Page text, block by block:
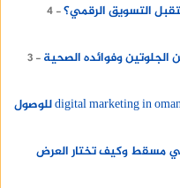
التسويق الرقمي؟ 4
الجلوتين وفوائده الصحية
3
لماذا تعتمد المؤسسات الإخبارية على digital marketing in oman للوصول
مسقط وكيف تختار العرض